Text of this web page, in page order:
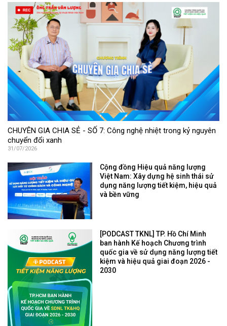
CHUYÊN GIA CHIA SẺ - SỐ 7: Công nghệ nhiệt trong kỷ nguyên
chuyển đổi xanh
31/07/2026
Cộng đồng Hiệu quả năng lượng
Việt Nam: Xây dựng hệ sinh thái sử
dụng năng lượng tiết kiệm, hiệu quả
và bền vững
[PODCAST TKNL] TP. Hồ Chí Minh
ban hành Kế hoạch Chương trình
quốc gia về sử dụng năng lượng tiết
kiệm và hiệu quả giai đoạn 2026 -
2030